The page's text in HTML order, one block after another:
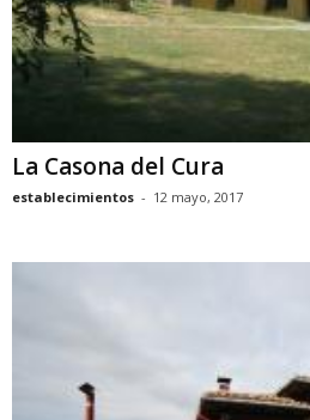
La Casona del Cura
establecimientos - 12 mayo, 2017